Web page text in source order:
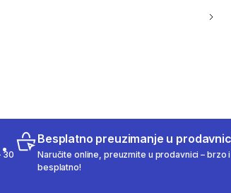
30
Besplatno preuzimanje u
Naručite online, preuzmite u prodavnici – brzo i
besplatno!